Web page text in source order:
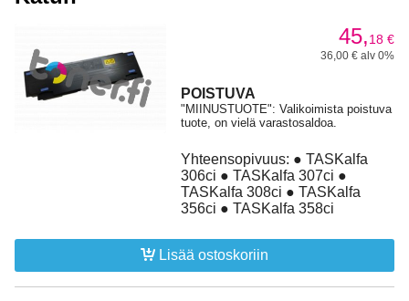
45,18 €
36,00 € alv 0%
POISTUVA
"MIINUSTUOTE": Valikoimista poistuva
tuote, on vielä varastosaldoa.
Yhteensopivuus: ● TASKalfa
306ci ● TASKalfa 307ci ●
TASKalfa 308ci ● TASKalfa
356ci ● TASKalfa 358ci
Lisää ostoskoriin